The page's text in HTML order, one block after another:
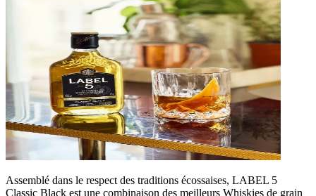
Assemblé dans le respect des traditions écossaises, LABEL 5
Classic Black est une combinaison des meilleurs Whiskies de grain